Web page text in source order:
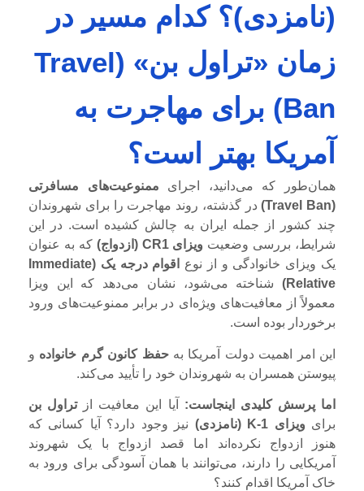
(نامزدی)؟ کدام مسیر در
زمان «تراول بن» (Travel
Ban) برای مهاجرت به
آمریکا بهتر است؟
همان‌طور که می‌دانید، اجرای
ممنوعیت‌های مسافرتی
در گذشته، روند مهاجرت را برای شهروندان
چند کشور از جمله ایران به چالش کشیده است. در این
شرایط، بررسی وضعیت ویزای CR1 (ازدواج)
که به عنوان
یک ویزای خانوادگی و از نوع
اقوام درجه یک (Immediate
Relative) شناخته می‌شود، نشان می‌دهد که این ویزا
معمولاً از معافیت‌های ویژه‌ای در برابر ممنوعیت‌های ورود
برخوردار بوده است.
این امر اهمیت دولت آمریکا به حفظ کانون گرم خانوادهو
پیوستن همسران به شهروندان خود را تأیید می‌کند.
اما پرسش کلیدی اینجاست:آیا این معافیت از
تراول بن
برای ویزای K-1 (نامزدی)
نیز وجود دارد؟ آیا کسانی که
هنوز ازدواج نکرده‌اند اما قصد ازدواج با یک شهروند
آمریکایی را دارند، می‌توانند با همان آسودگی برای ورود به
خاک آمریکا اقدام کنند؟